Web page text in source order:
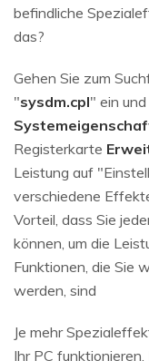
befindliche
das?
Gehen Sie zum
"sysdm.cpl" ein
Registerkarte
Leistung auf
verschiedene
Vorteil, dass Sie
können, um die
Funktionen, die Sie
werden, sind
Je mehr
Ihr PC